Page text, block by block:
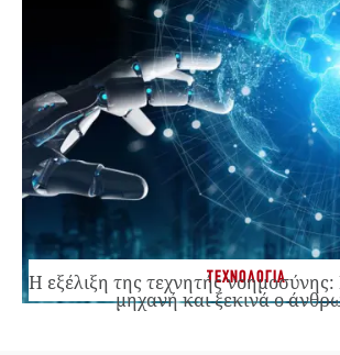
ΤΕΧΝΟΛΟΓΙΑ
Η εξέλιξη της τεχνητής
μηχανή και ξεκινά ο